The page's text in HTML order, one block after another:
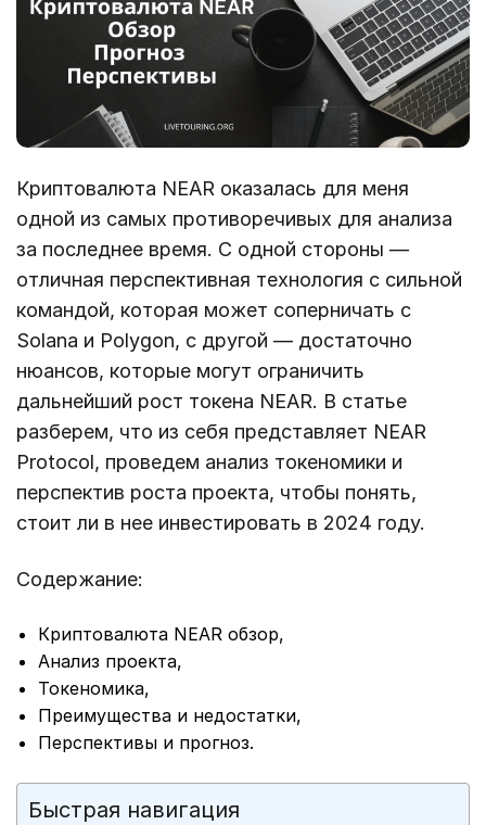
Криптовалюта NEAR оказалась для меня
одной из самых противоречивых для анализа
за последнее время. С одной стороны —
отличная перспективная технология с сильной
командой, которая может соперничать с
Solana и Polygon, с другой — достаточно
нюансов, которые могут ограничить
дальнейший рост токена NEAR. В статье
разберем, что из себя представляет NEAR
Protocol, проведем анализ токеномики и
перспектив роста проекта, чтобы понять,
стоит ли в нее инвестировать в 2024 году.
Содержание:
Криптовалюта NEAR обзор,
Анализ проекта,
Токеномика,
Преимущества и недостатки,
Перспективы и прогноз.
Быстрая навигация